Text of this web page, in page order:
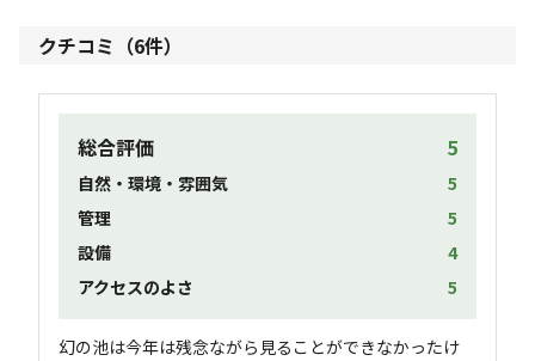
クチコミ（6件）
総合評価 5
自然・環境・雰囲気
5
管理
5
設備
4
アクセスのよさ
5
幻の池は今年は残念ながら見ることができなかったけ